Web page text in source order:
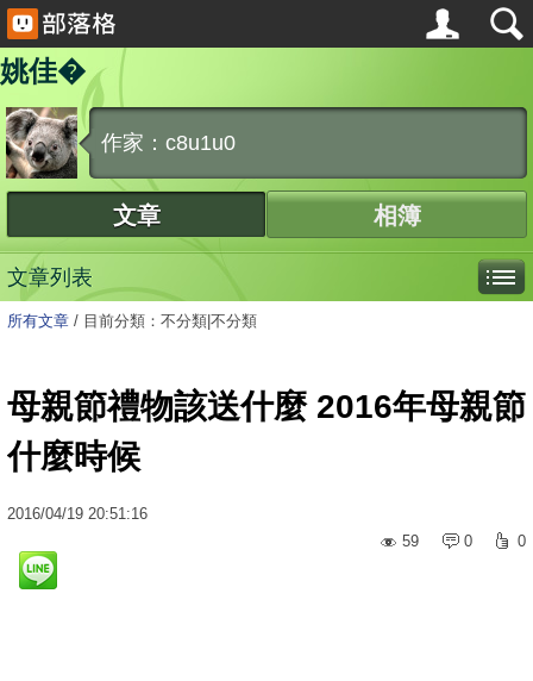
姚佳�
作家：c8u1u0
文章 相簿
文章列表
所有文章 / 目前分類：不分類|不分類
母親節禮物該送什麼 2016年母親節
什麼時候
2016/04/19 20:51:16
59
0 0